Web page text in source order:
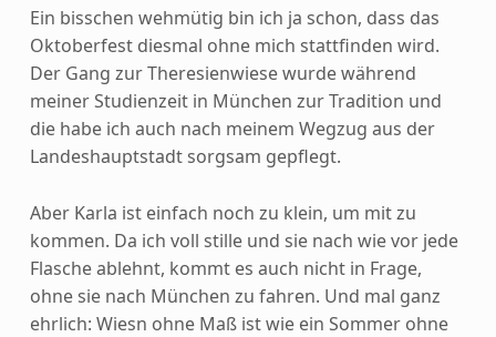
Ein bisschen wehmütig bin ich ja schon, dass das
Oktoberfest diesmal ohne mich stattfinden wird.
Der Gang zur Theresienwiese wurde während
meiner Studienzeit in München zur Tradition und
die habe ich auch nach meinem Wegzug aus der
Landeshauptstadt sorgsam gepflegt.
Aber Karla ist einfach noch zu klein, um mit zu
kommen. Da ich voll stille und sie nach wie vor jede
Flasche ablehnt, kommt es auch nicht in Frage,
ohne sie nach München zu fahren. Und mal ganz
ehrlich: Wiesn ohne Maß ist wie ein Sommer ohne